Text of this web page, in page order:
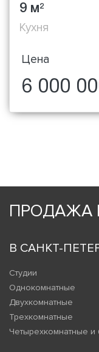
9 м2
Кухня
Цена
6 000
ПРОДАЖА
В САНКТ-
Студии
Однокомнатные
Двухкомнатные
Трехкомнатные
Четырехкомнатные и